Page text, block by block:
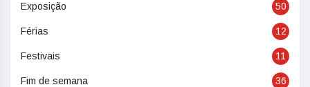
Exposição 50
Férias 12
Festivais 11
Fim de semana 36